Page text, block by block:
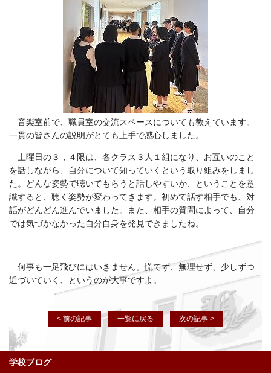
音楽室前で、職員室の交流スペースについても教えています。
一貫の皆さんの説明がとても上手で感心しました。
土曜日の３，４限は、各クラス３人１組になり、お互いのこと
を話しながら、自分について知っていくという取り組みをしまし
た。どんな姿勢で聴いてもらうと話しやすいか、ということを意
識すると、聴く姿勢が変わってきます。初めて話す相手でも、対
話がどんどん進んでいました。また、相手の質問によって、自分
では気づかなかった自分自身を発見できましたね。
何事も一足飛びにはいきません。慌てず、無理せず、少しずつ
近づいていく、というのが大事ですよ。
< 前の記事 一覧に戻る 次の記事 >
学校ブログ